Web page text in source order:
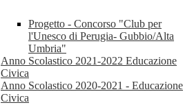
Progetto - Concorso "Club per
l'Unesco di Perugia- Gubbio/Alta
Umbria"
Anno Scolastico 2021-2022 Educazione
Civica
Anno Scolastico 2020-2021 - Educazione
Civica